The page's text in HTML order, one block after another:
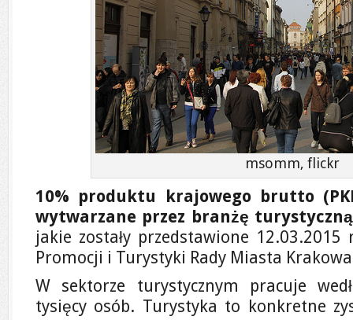
msomm, flickr
10% produktu krajowego brutto
wytwarzane przez branżę turystyczną
jakie zostały przedstawione
Promocji i Turystyki Rady Miasta
W sektorze turystycznym pracuje
tysięcy osób. Turystyka to konkretne